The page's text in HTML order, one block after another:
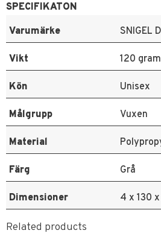
SPECIFIKATON
Varumärke
SNIGEL
Vikt 120 gram
Kön Unisex
Målgrupp Vuxen
Material
Färg Grå
Dimensioner 4 x 130 x
Related products